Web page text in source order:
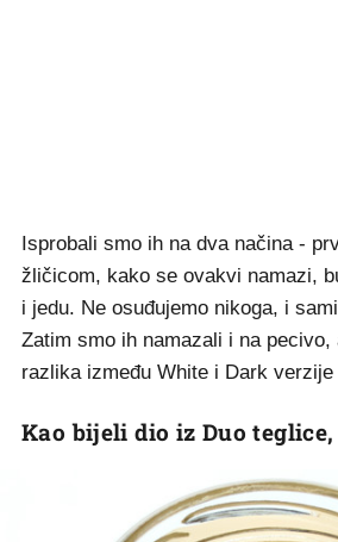
Isprobali smo ih na dva načina -
žličicom, kako se ovakvi namazi,
i jedu. Ne osuđujemo nikoga, i
Zatim smo ih namazali i na pecivo,
razlika između White i Dark verzije
Kao bijeli dio iz Duo